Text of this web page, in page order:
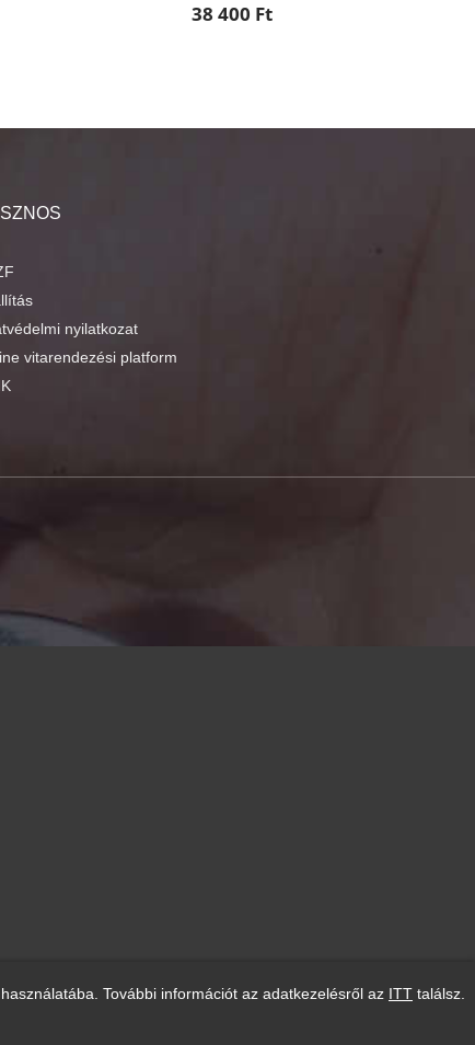
38 400 Ft
nyilatkozat
vitarendezési platform
További információt az adatkezelésről az ITT találsz.